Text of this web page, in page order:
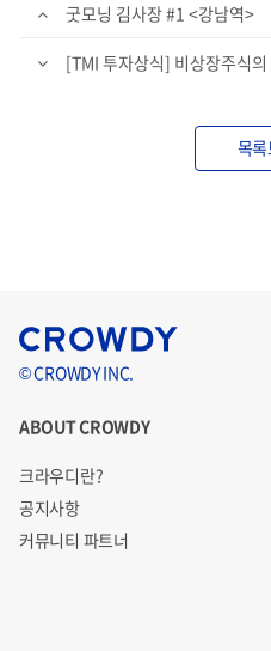
굿모닝 김사장 #1 <강남역>
[TMI 투자상식] 비상장주식
목
© CROWDY INC.
ABOUT CROWDY
크라우디란?
공지사항
커뮤니티 파트너